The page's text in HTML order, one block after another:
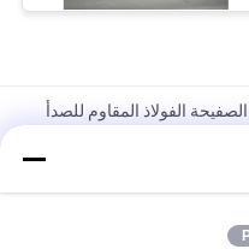
مارتنسيتيك 14Cr17Ni2 (1.4057) 431 الصفيحة الفولاذ المقاوم للصدأ